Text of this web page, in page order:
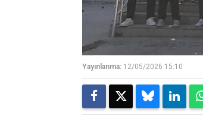
Yayınlanma: 12/05/2026 15:10